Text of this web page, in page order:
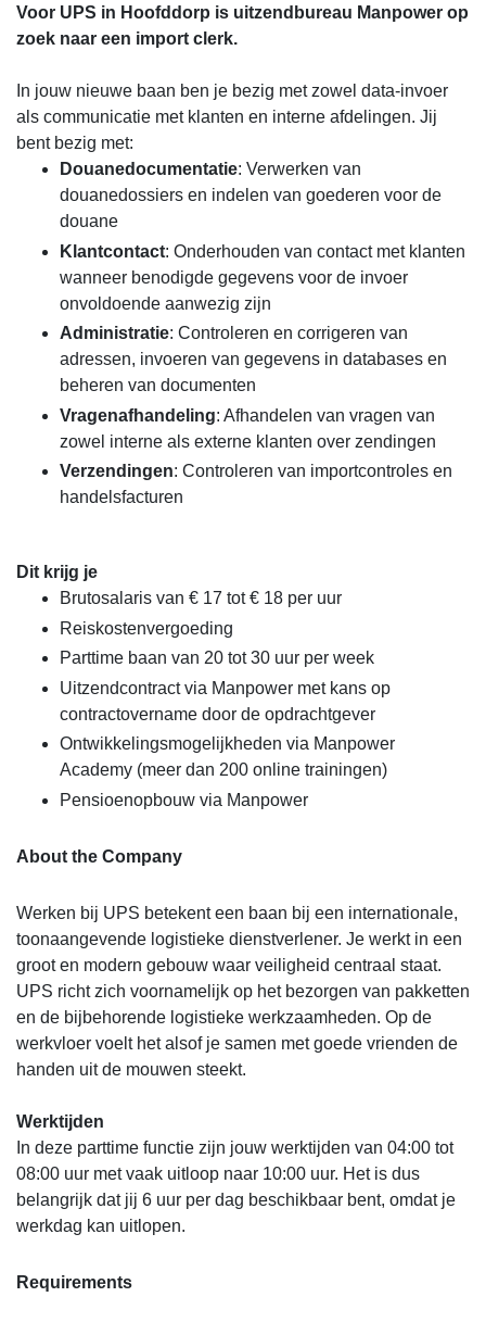
Voor UPS in Hoofddorp is uitzendbureau Manpower op
zoek naar een import clerk.
In jouw nieuwe baan ben je bezig met zowel data-invoer
als communicatie met klanten en interne afdelingen. Jij
bent bezig met:
Douanedocumentatie: Verwerken van
douanedossiers en indelen van goederen voor de
douane
Klantcontact: Onderhouden van contact met klanten
wanneer benodigde gegevens voor de invoer
onvoldoende aanwezig zijn
Administratie: Controleren en corrigeren van
adressen, invoeren van gegevens in databases en
beheren van documenten
Vragenafhandeling: Afhandelen van vragen van
zowel interne als externe klanten over zendingen
Verzendingen: Controleren van importcontroles en
handelsfacturen
Dit krijg je
Brutosalaris van € 17 tot € 18 per uur
Reiskostenvergoeding
Parttime baan van 20 tot 30 uur per week
Uitzendcontract via Manpower met kans op
contractovername door de opdrachtgever
Ontwikkelingsmogelijkheden via Manpower
Academy (meer dan 200 online trainingen)
Pensioenopbouw via Manpower
About the Company
Werken bij UPS betekent een baan bij een internationale,
toonaangevende logistieke dienstverlener. Je werkt in een
groot en modern gebouw waar veiligheid centraal staat.
UPS richt zich voornamelijk op het bezorgen van pakketten
en de bijbehorende logistieke werkzaamheden. Op de
werkvloer voelt het alsof je samen met goede vrienden de
handen uit de mouwen steekt.
Werktijden
In deze parttime functie zijn jouw werktijden van 04:00 tot
08:00 uur met vaak uitloop naar 10:00 uur. Het is dus
belangrijk dat jij 6 uur per dag beschikbaar bent, omdat je
werkdag kan uitlopen.
Requirements